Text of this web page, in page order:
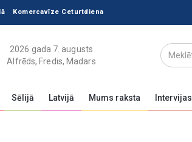
Komercavīze Ceturtdiena
2026.gada 7. augusts
Alfrēds, Fredis, Madars
Sēlijā Latvijā Mums raksta Intervijas